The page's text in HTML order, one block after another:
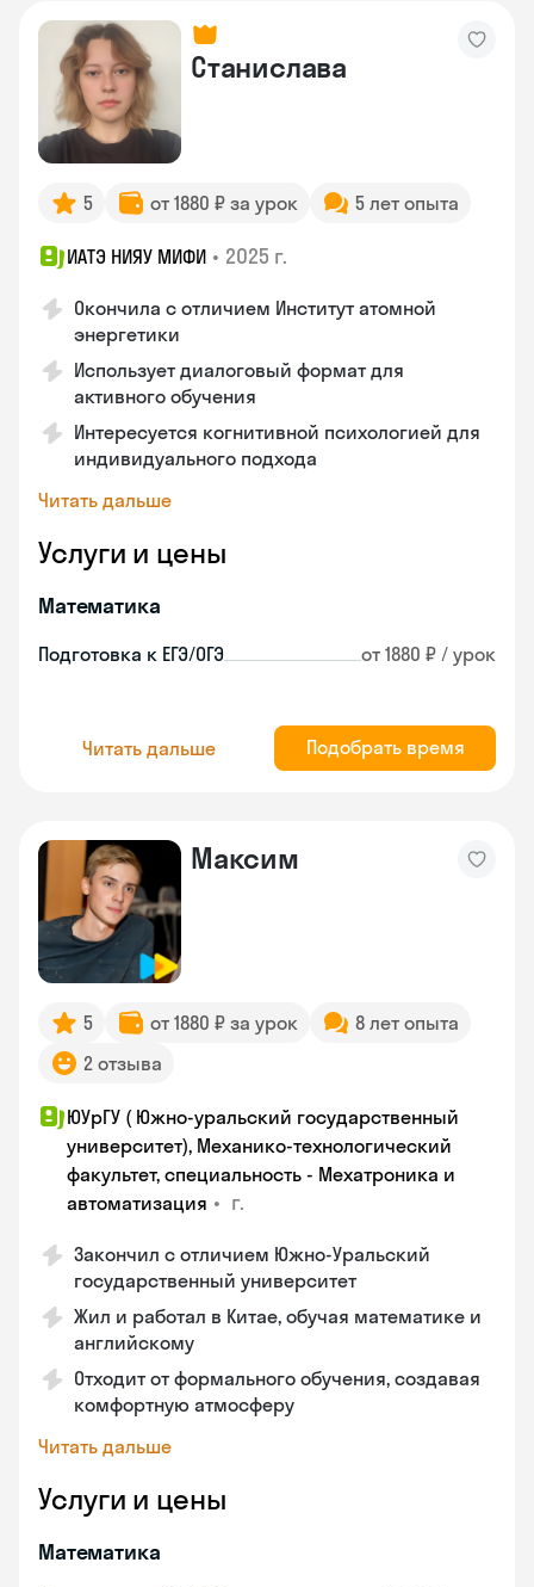
Станислава
5 от 1880 ₽ за урок 5 лет опыта
ИАТЭ НИЯУ МИФИ • 2025 г.
Окончила с отличием Институт атомной
энергетики
Использует диалоговый формат для
активного обучения
Интересуется когнитивной психологией для
индивидуального подхода
Читать дальше
Услуги и цены
Математика
Подготовка к ЕГЭ/ОГЭ от 1880 ₽ / урок
Читать дальше Подобрать время
Максим
5 от 1880 ₽ за урок
8 лет опыта
2 отзыва
ЮУрГУ ( Южно-уральский государственный
университет), Механико-технологический
факультет, специальность - Мехатроника и
автоматизация • г.
Закончил с отличием Южно-Уральский
государственный университет
Жил и работал в Китае, обучая математике и
английскому
Отходит от формального обучения, создавая
комфортную атмосферу
Читать дальше
Услуги и цены
Математика